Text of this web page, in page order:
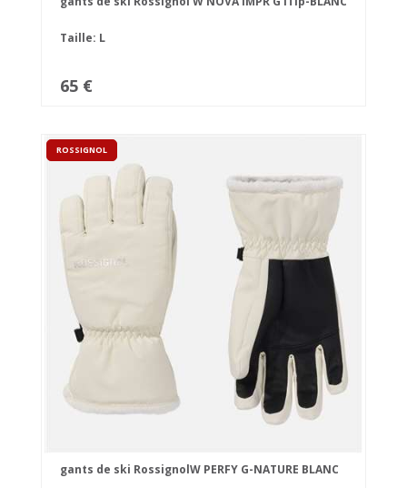
Taille: L
65 €
ROSSIGNOL
gants de ski RossignolW PERFY G-NATURE BLANC